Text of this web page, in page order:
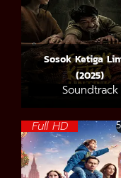
Sosok Ketiga
(2025)
Soundtrack
Full HD